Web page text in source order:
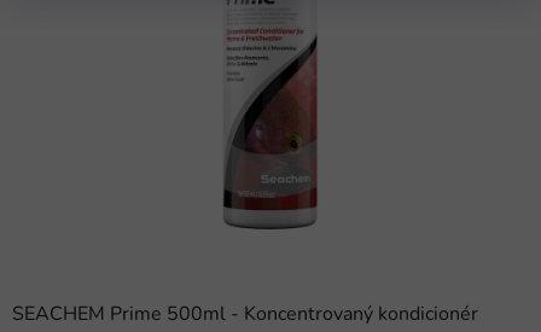
SEACHEM Prime 500ml - Koncentrovaný kondicionér